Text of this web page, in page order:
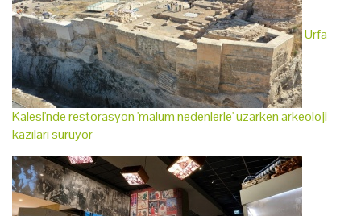
Urfa
Kalesi'nde restorasyon 'malum nedenlerle' uzarken arkeoloji
kazıları sürüyor